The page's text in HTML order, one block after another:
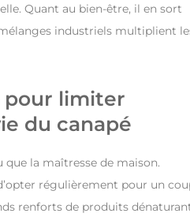
Quant au bien-être, il en sort
industriels multiplient
pour limiter
du canapé
la maîtresse de maison.
régulièrement pour un
renforts de produits